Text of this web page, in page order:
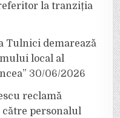
la tranziția
Tulnici demarează
local al
30/06/2026
reclamă
personalul